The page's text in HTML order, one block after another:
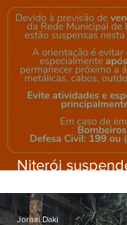
Niterói
ventos fortes
Jornal Daki